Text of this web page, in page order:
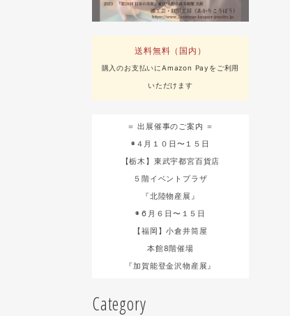
送料無料（国内）
購入のお支払いにAmazon Payをご利用
いただけます
＝ 出展催事のご案内 ＝
◉４月１０日〜１５日
【栃木】東武宇都宮百貨店
５階イベントプラザ
『北陸物産展』
◉６月６日〜１５日
【福岡】小倉井筒屋
本館8階催場
『加賀能登金沢物産展』
Category